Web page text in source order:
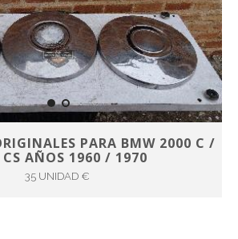
PARA BMW 2000 C /
AÑOS 1960 / 1970
35 UNIDAD €